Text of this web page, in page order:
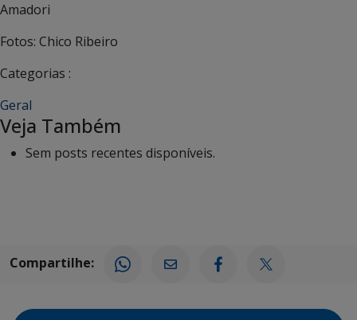
Amadori
Fotos: Chico Ribeiro
Categorias :
Geral
Veja Também
Sem posts recentes disponíveis.
Compartilhe: